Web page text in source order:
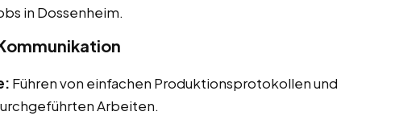
in Dossenheim.
Führen von einfachen Produktionsprotokollen und
Arbeiten.